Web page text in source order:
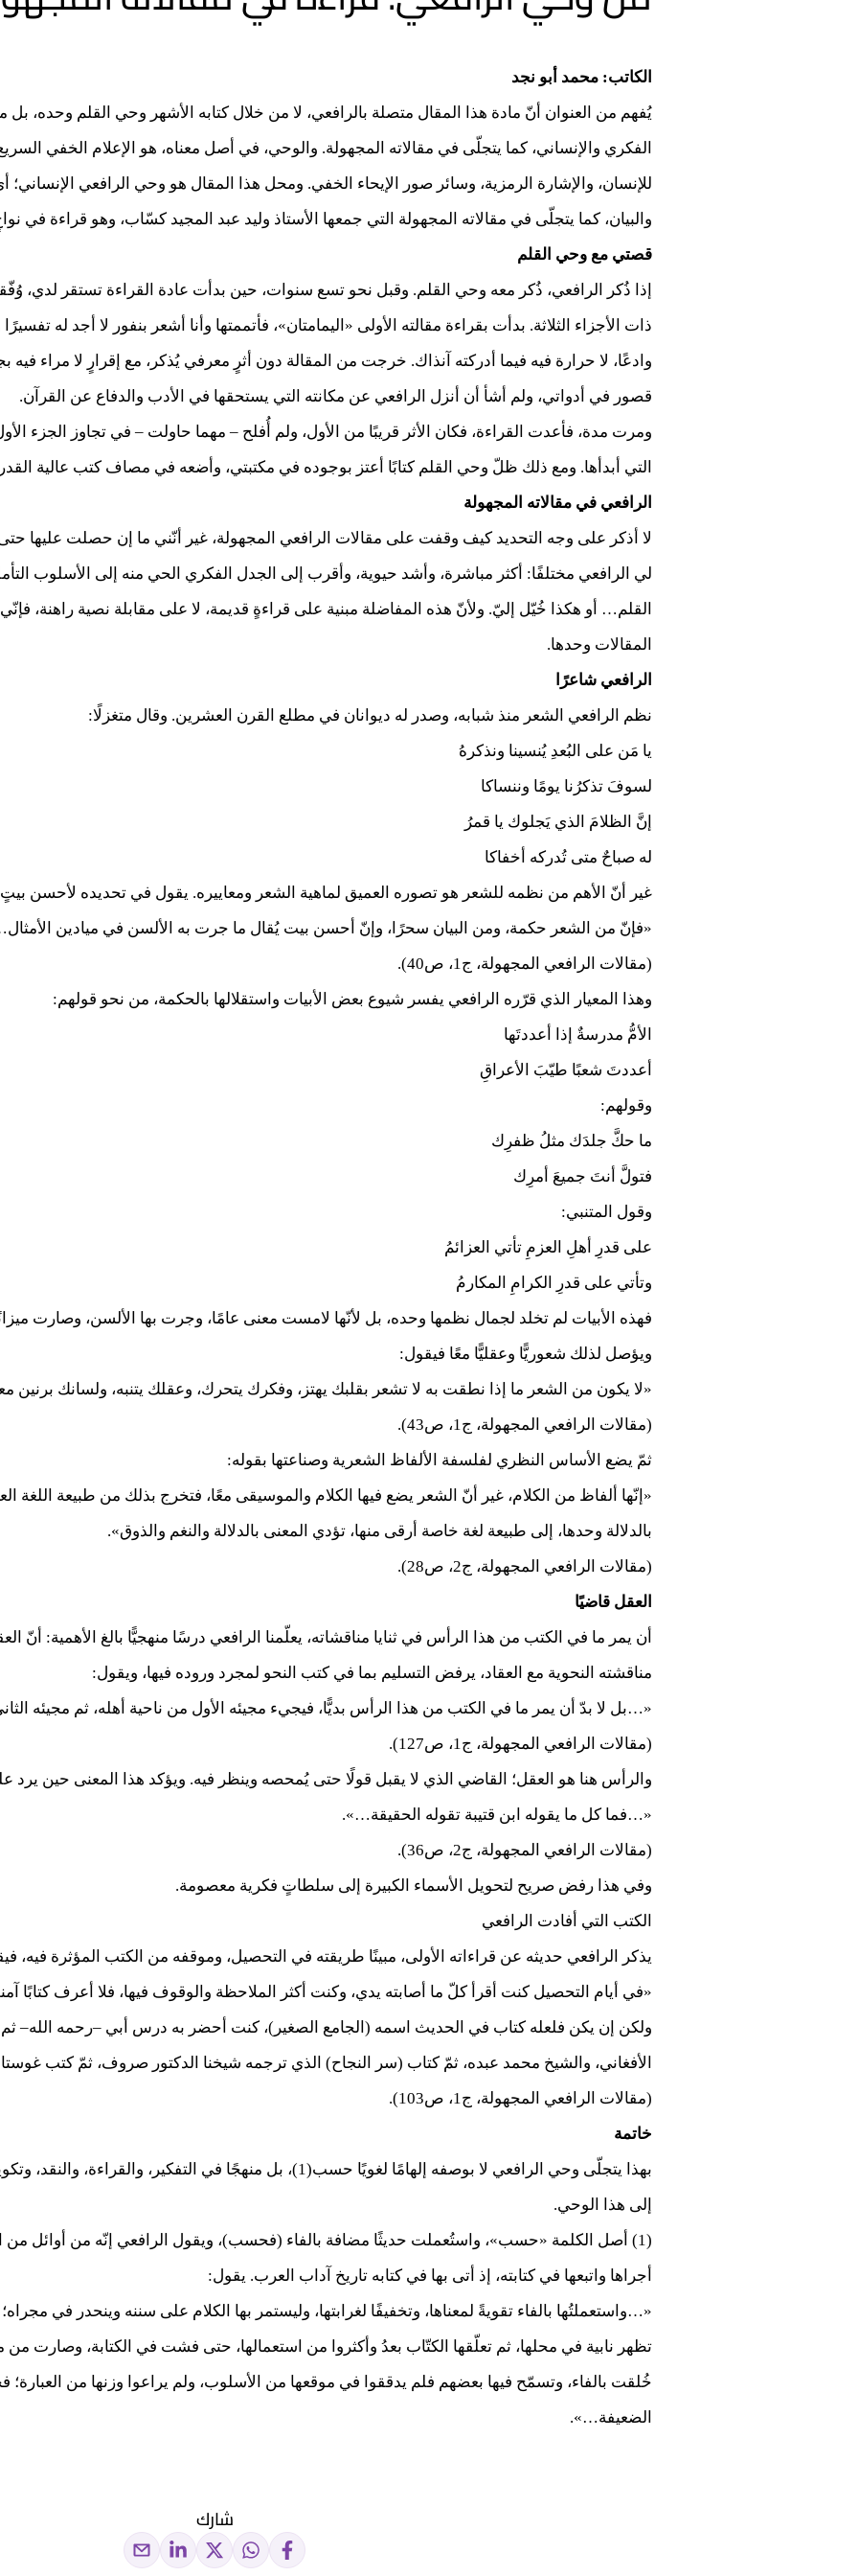
الكاتب: محمد أبو نجد
يُفهم من العنوان أنّ مادة هذا المقال متصلة بالرافعي، لا من خلال كتابه الأشهر وحي القلم وحده،
الفكري والإنساني، كما يتجلّى في مقالاته المجهولة. والوحي، في أصل معناه، هو الإعلام الخفي
للإنسان، والإشارة الرمزية، وسائر صور الإيحاء الخفي. ومحل هذا المقال هو وحي الرافعي الإنساني؛
والبيان، كما يتجلّى في مقالاته المجهولة التي جمعها الأستاذ وليد عبد المجيد كسّاب، وهو قراءة في
قصتي مع وحي القلم
إذا ذُكر الرافعي، ذُكر معه وحي القلم. وقبل نحو تسع سنوات، حين بدأت عادة القراءة تستقر لدي،
ذات الأجزاء الثلاثة. بدأت بقراءة مقالته الأولى «اليمامتان»، فأتممتها وأنا أشعر بنفور لا أجد له
وادعًا، لا حرارة فيه فيما أدركته آنذاك. خرجت من المقالة دون أثرٍ معرفي يُذكر، مع إقرارٍ لا مراء فيه
قصور في أدواتي، ولم أشأ أن أنزل الرافعي عن مكانته التي يستحقها في الأدب والدفاع عن القرآن.
ومرت مدة، فأعدت القراءة، فكان الأثر قريبًا من الأول، ولم أُفلح – مهما حاولت – في تجاوز الجزء
التي أبدأها. ومع ذلك ظلّ وحي القلم كتابًا أعتز بوجوده في مكتبتي، وأضعه في مصاف كتب عالية
الرافعي في مقالاته المجهولة
لا أذكر على وجه التحديد كيف وقفت على مقالات الرافعي المجهولة، غير أنّني ما إن حصلت عليها حتى
لي الرافعي مختلفًا: أكثر مباشرة، وأشد حيوية، وأقرب إلى الجدل الفكري الحي منه إلى الأسلوب
القلم… أو هكذا خُيّل إليّ. ولأنّ هذه المفاضلة مبنية على قراءةٍ قديمة، لا على مقابلة نصية راهنة،
المقالات وحدها.
الرافعي شاعرًا
نظم الرافعي الشعر منذ شبابه، وصدر له ديوانان في مطلع القرن العشرين. وقال متغزلًا:
يا مَن على البُعدِ يُنسينا ونذكرهُ
لسوفَ تذكرُنا يومًا وننساكا
إنَّ الظلامَ الذي يَجلوك يا قمرُ
له صباحٌ متى تُدركه أخفاكا
غير أنّ الأهم من نظمه للشعر هو تصوره العميق لماهية الشعر ومعاييره. يقول في تحديده لأحسن
«فإنّ من الشعر حكمة، ومن البيان سحرًا، وإنّ أحسن بيت يُقال ما جرت به الألسن في ميادين
(مقالات الرافعي المجهولة، ج1، ص40).
وهذا المعيار الذي قرّره الرافعي يفسر شيوع بعض الأبيات واستقلالها بالحكمة، من نحو قولهم:
الأمُّ مدرسةٌ إذا أعددتَها
أعددتَ شعبًا طيّبَ الأعراقِ
وقولهم:
ما حكَّ جلدَك مثلُ ظفرِك
فتولَّ أنتَ جميعَ أمرِك
وقول المتنبي:
على قدرِ أهلِ العزمِ تأتي العزائمُ
وتأتي على قدرِ الكرامِ المكارمُ
فهذه الأبيات لم تخلد لجمال نظمها وحده، بل لأنّها لامست معنى عامًا، وجرت بها الألسن، وصارت
ويؤصل لذلك شعوريًّا وعقليًّا معًا فيقول:
«لا يكون من الشعر ما إذا نطقت به لا تشعر بقلبك يهتز، وفكرك يتحرك، وعقلك يتنبه، ولسانك برنين
(مقالات الرافعي المجهولة، ج1، ص43).
ثمّ يضع الأساس النظري لفلسفة الألفاظ الشعرية وصناعتها بقوله:
«إنّها ألفاظ من الكلام، غير أنّ الشعر يضع فيها الكلام والموسيقى معًا، فتخرج بذلك من طبيعة اللغة
بالدلالة وحدها، إلى طبيعة لغة خاصة أرقى منها، تؤدي المعنى بالدلالة والنغم والذوق».
(مقالات الرافعي المجهولة، ج2، ص28).
العقل قاضيًا
أن يمر ما في الكتب من هذا الرأس في ثنايا مناقشاته، يعلّمنا الرافعي درسًا منهجيًّا بالغ الأهمية:
مناقشته النحوية مع العقاد، يرفض التسليم بما في كتب النحو لمجرد وروده فيها، ويقول:
«…بل لا بدّ أن يمر ما في الكتب من هذا الرأس بديًّا، فيجيء مجيئه الأول من ناحية أهله، ثم مجيئه
(مقالات الرافعي المجهولة، ج1، ص127).
والرأس هنا هو العقل؛ القاضي الذي لا يقبل قولًا حتى يُمحصه وينظر فيه. ويؤكد هذا المعنى حين يرد
«…فما كل ما يقوله ابن قتيبة تقوله الحقيقة…».
(مقالات الرافعي المجهولة، ج2، ص36).
وفي هذا رفض صريح لتحويل الأسماء الكبيرة إلى سلطاتٍ فكرية معصومة.
الكتب التي أفادت الرافعي
يذكر الرافعي حديثه عن قراءاته الأولى، مبينًا طريقته في التحصيل، وموقفه من الكتب المؤثرة فيه،
«في أيام التحصيل كنت أقرأ كلّ ما أصابته يدي، وكنت أكثر الملاحظة والوقوف فيها، فلا أعرف كتابًا
ولكن إن يكن فلعله كتاب في الحديث اسمه (الجامع الصغير)، كنت أحضر به درس أبي –رحمه الله–
الأفغاني، والشيخ محمد عبده، ثمّ كتاب (سر النجاح) الذي ترجمه شيخنا الدكتور صروف، ثمّ كتب
(مقالات الرافعي المجهولة، ج1، ص103).
خاتمة
بهذا يتجلّى وحي الرافعي لا بوصفه إلهامًا لغويًا حسب(1)، بل منهجًا في التفكير،
إلى هذا الوحي.
(1) أصل الكلمة «حسب»، واستُعملت حديثًا مضافة بالفاء (فحسب)، ويقول الرافعي إنّه من أوائل من
أجراها واتبعها في كتابته، إذ أتى بها في كتابه تاريخ آداب العرب. يقول:
«…واستعملتُها بالفاء تقويةً لمعناها، وتخفيفًا لغرابتها، وليستمر بها الكلام على سننه وينحدر في
تظهر نابية في محلها، ثم تعلّقها الكتّاب بعدُ وأكثروا من استعمالها، حتى فشت في الكتابة، وصارت من
خُلقت بالفاء، وتسمّح فيها بعضهم فلم يدققوا في موقعها من الأسلوب، ولم يراعوا وزنها من
الضعيفة…».
شارك